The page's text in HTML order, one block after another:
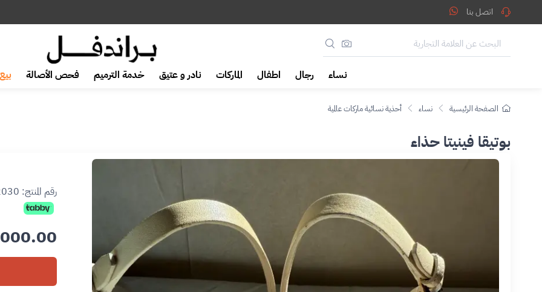
اتصل بنا
نساء رجال اطفال الماركات نادر و عتيق خدمة الترميم فحص الأصالة
الصفحة الرئيسية نساء أحذية نسائية ماركات عالمية
بوتيقا فينيتا حذاء
رقم المنتج: